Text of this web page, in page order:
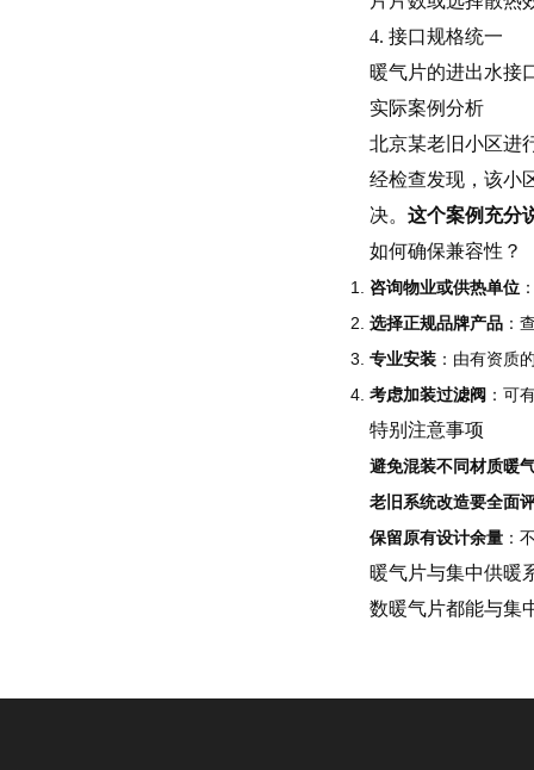
4. 接口规格统一
暖气片的进出水接
实际案例分析
北京某老旧小区进
经检查发现，该小
决。 这个案例充分
如何确保兼容性？
咨询物业或供热单位
选择正规品牌产品 ：
专业安装 ：由有资质
考虑加装过滤阀 ：可
特别注意事项
避免混装不同材质暖
老旧系统改造要全面
保留原有设计余量 ：
暖气片与集中供暖
数暖气片都能与集